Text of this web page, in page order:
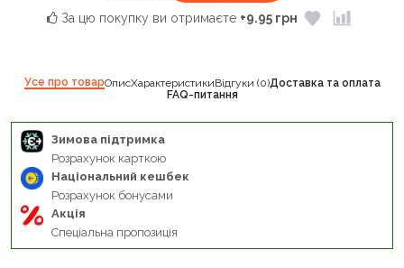
За цю покупку ви отримаєте +9.95 грн
Усе про товарОписХарактеристикиВідгуки (0)Доставка та оплата
FAQ-питання
Зимова підтримка
Розрахунок карткою
Національний кешбек
Розрахунок бонусами
Акція
Спеціальна пропозиція